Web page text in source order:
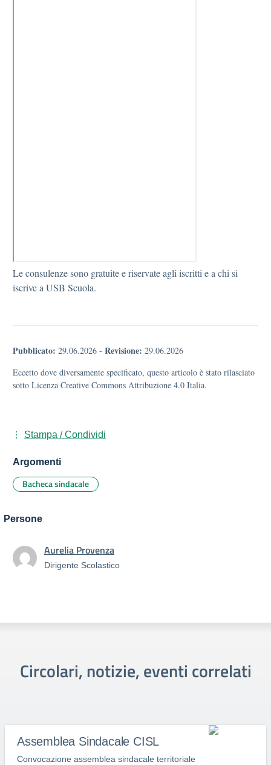
Le consulenze sono gratuite e riservate agli iscritti e a chi si
iscrive a USB Scuola.
Pubblicato: 29.06.2026 - Revisione: 29.06.2026
Eccetto dove diversamente specificato, questo articolo è stato rilasciato
sotto Licenza Creative Commons Attribuzione 4.0 Italia.
Stampa / Condividi
Argomenti
Bacheca sindacale
Persone
Aurelia Provenza
Dirigente Scolastico
Circolari, notizie, eventi correlati
Assemblea Sindacale CISL
Convocazione assemblea sindacale territoriale